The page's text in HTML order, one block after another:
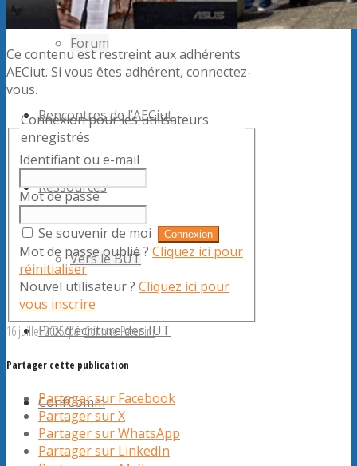
Forum
Rencontres de l’AECiut
Ressources
Vers le BUT
Prix d’écriture des IUT
ConfComm
Ce contenu est restreint aux adhérents
AECiut. Si vous êtes adhérent, connectez-
vous.
Connexion pour les utilisateurs
enregistrés
Identifiant ou e-mail
Mot de passe
Se souvenir de moi
Mot de passe oublié ? Cliquez ici pour
réinitialiser
Nouvel utilisateur ? Cliquez ici pour
vous inscrire
16 juillet 2025/parCorinne Paterlini
Partager cette publication
Partager sur Facebook
Partager sur X
Partager sur WhatsApp
Partager sur LinkedIn